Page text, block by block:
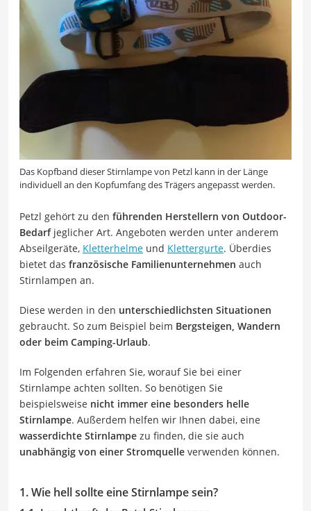
Das Kopfband dieser Stirnlampe von Petzl kann in der Länge
individuell an den Kopfumfang des Trägers angepasst werden.
Petzl gehört zu den führenden Herstellern von Outdoor-
Bedarfjeglicher Art. Angeboten werden unter anderem
Abseilgeräte, Kletterhelme und Klettergurte. Überdies
bietet das französische Familienunternehmen auch
Stirnlampen an.
Diese werden in den unterschiedlichsten Situationen
gebraucht. So zum Beispiel beim Bergsteigen, Wandern
oder beim Camping-Urlaub.
Im Folgenden erfahren Sie, worauf Sie bei einer
Stirnlampe achten sollten. So benötigen Sie
beispielsweise nicht immer eine besonders helle
Stirnlampe. Außerdem helfen wir Ihnen dabei, eine
wasserdichte Stirnlampe zu finden, die sie auch
unabhängig von einer Stromquelle verwenden können.
1. Wie hell sollte eine Stirnlampe sein?